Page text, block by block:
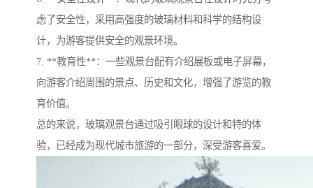
虑了安全性，采用高强度的玻璃材料和科学的结构设
计，为游客提供安全的观景环境。
7. **教育性**：一些观景台配有介绍展板或电子屏幕，
向游客介绍周围的景点、历史和文化，增强了游览的教
育价值。
总的来说，玻璃观景台通过吸引眼球的设计和特的体
验，已经成为现代城市旅游的一部分，深受游客喜爱。